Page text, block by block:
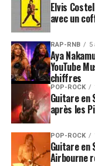
Elvis
avec un
RAP-RNB 5
Aya
YouTube
chiffres
POP-ROCK
Guitare en
après les
POP-ROCK
Guitare en
Airbourne